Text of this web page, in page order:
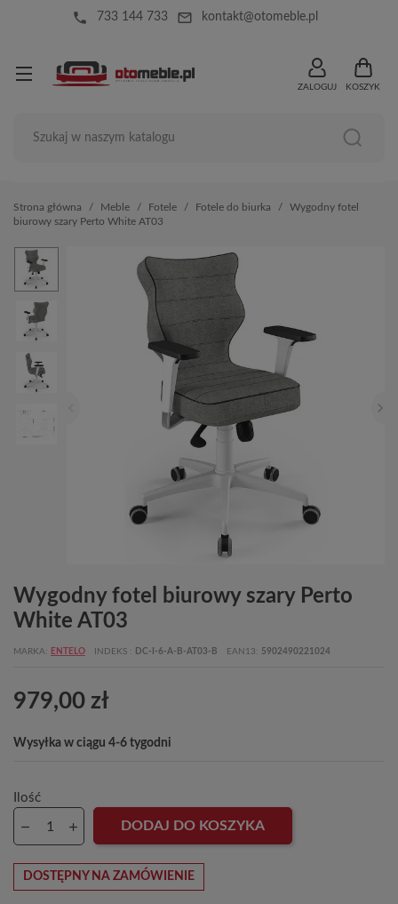
local_phone 733 144 733 mail_outline kontakt@otomeble.pl
ZALOGUJ KOSZYK
Strona główna Meble Fotele Fotele do biurka
Wygodny fotel
biurowy szary Perto White AT03
Wygodny fotel biurowy szary Perto
White AT03
MARKA ENTELO INDEKS DC-I-6-A-B-AT03-B EAN13 5902490221024
979,00 zł
Wysyłka w ciągu 4-6 tygodni
Ilość
DODAJ DO KOSZYKA
DOSTĘPNY NA ZAMÓWIENIE